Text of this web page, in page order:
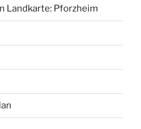
Landkarte: Pforzheim